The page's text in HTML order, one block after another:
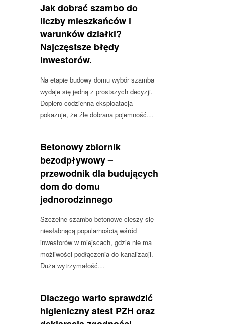
Jak dobrać szambo do
liczby mieszkańców i
warunków działki?
Najczęstsze błędy
inwestorów.
Na etapie budowy domu wybór szamba
wydaje się jedną z prostszych decyzji.
Dopiero codzienna eksploatacja
pokazuje, że źle dobrana pojemność…
Betonowy zbiornik
bezodpływowy –
przewodnik dla budujących
dom do domu
jednorodzinnego
Szczelne szambo betonowe cieszy się
niesłabnącą popularnością wśród
inwestorów w miejscach, gdzie nie ma
możliwości podłączenia do kanalizacji.
Duża wytrzymałość…
Dlaczego warto sprawdzić
higieniczny atest PZH oraz